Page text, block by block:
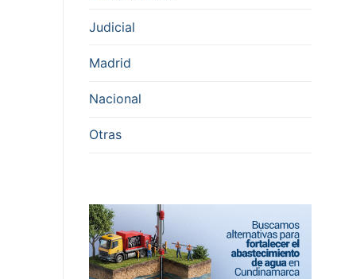
Judicial
Madrid
Nacional
Otras